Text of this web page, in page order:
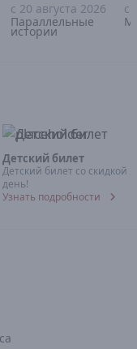
18+
с 20 августа 2026
Параллельные
истории
с
Детский билет
Детский билет со скидкой
день!
Узнать подробности